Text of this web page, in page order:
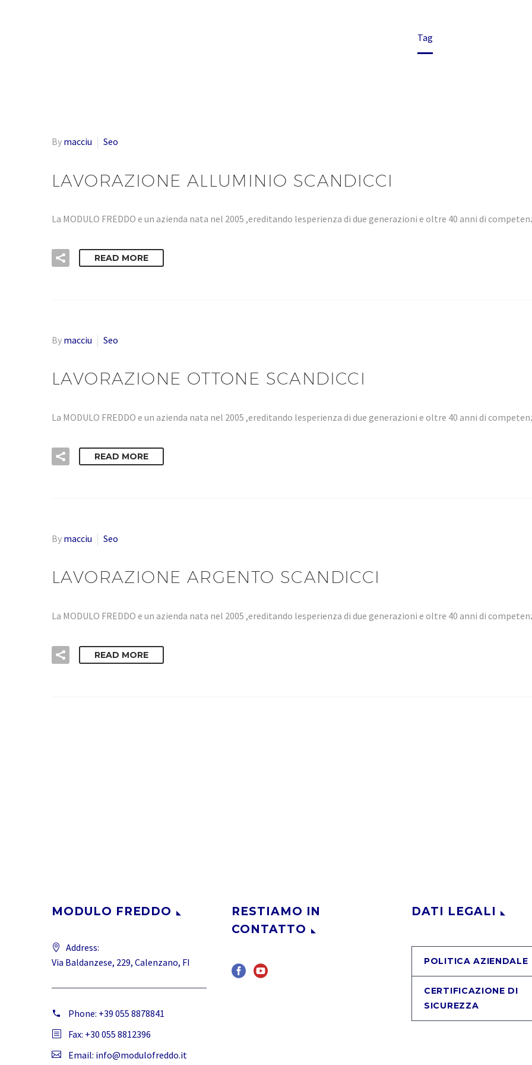
Tag
By macciu Seo
LAVORAZIONE ALLUMINIO SCANDICCI
La MODULO FREDDO e un azienda nata nel 2005 ,ereditando lesperienza di due generazioni e oltre 40 anni di
READ MORE
By macciu Seo
LAVORAZIONE OTTONE SCANDICCI
La MODULO FREDDO e un azienda nata nel 2005 ,ereditando lesperienza di due generazioni e oltre 40 anni di
READ MORE
By macciu Seo
LAVORAZIONE ARGENTO SCANDICCI
La MODULO FREDDO e un azienda nata nel 2005 ,ereditando lesperienza di due generazioni e oltre 40 anni di
READ MORE
MODULO FREDDO
Address:
Via Baldanzese, 229, Calenzano, FI
Phone: +39 055 8878841
Fax: +30 055 8812396
Email: info@modulofreddo.it
RESTIAMO IN
CONTATTO
DATI LEGALI
POLITICA AZIENDALE
CERTIFICAZIONE DI
SICUREZZA